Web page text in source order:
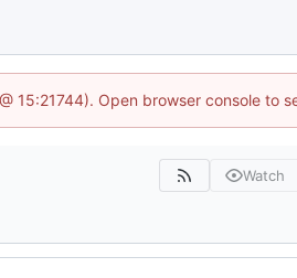
Open browser console to
Watch